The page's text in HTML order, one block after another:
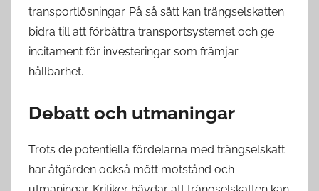
transportlösningar. På så sätt kan trängselskatten
bidra till att förbättra transportsystemet och ge
incitament för investeringar som främjar
hållbarhet.
Debatt och utmaningar
Trots de potentiella fördelarna med trängselskatt
har åtgärden också mött motstånd och